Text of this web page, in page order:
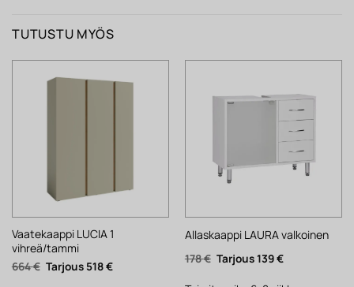
TUTUSTU MYÖS
Vaatekaappi LUCIA 1
vihreä/tammi
664€ Alkuperäinen
hinta
518€Nykyinen
Allaskaappi LAURA valkoinen
178€ Alkuperäinen
hinta
139€Nykyinen